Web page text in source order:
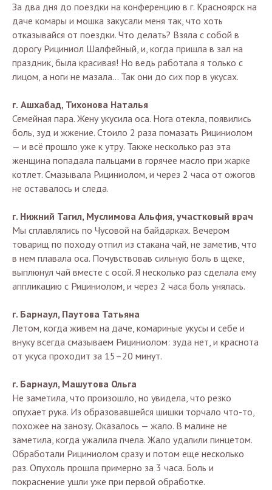
За два дня до поездки на конференцию в г. Красноярск на
даче комары и мошка закусали меня так, что хоть
отказывайся от поездки. Что делать? Взяла с собой в
дорогу Рициниол Шалфейный, и, когда пришла в зал на
праздник, была красивая! Но ведь работала я только с
лицом, а ноги не мазала… Так они до сих пор в укусах.
г. Ашхабад, Тихонова Наталья
Семейная пара. Жену укусила оса. Нога отекла, появились
боль, зуд и жжение. Стоило 2 раза помазать Рициниолом
— и всё прошло уже к утру. Также несколько раз эта
женщина попадала пальцами в горячее масло при жарке
котлет. Смазывала Рициниолом, и через 2 часа от ожогов
не оставалось и следа.
г. Нижний Тагил, Муслимова Альфия, участковый врач
Мы сплавлялись по Чусовой на байдарках. Вечером
товарищ по походу отпил из стакана чай, не заметив, что
в нем плавала оса. Почувствовав сильную боль в щеке,
выплюнул чай вместе с осой. Я несколько раз сделала ему
аппликацию с Рициниолом, и через 2 часа боль унялась.
г. Барнаул, Паутова Татьяна
Летом, когда живем на даче, комариные укусы и себе и
внуку всегда смазываем Рициниолом: зуда нет, и краснота
от укуса проходит за 15–20 минут.
г. Барнаул, Машутова Ольга
Не заметила, что произошло, но увидела, что резко
опухает рука. Из образовавшейся шишки торчало что-то,
похожее на занозу. Оказалось — жало. В малине не
заметила, когда ужалила пчела. Жало удалили пинцетом.
Обработали Рициниолом сразу и потом еще несколько
раз. Опухоль прошла примерно за 3 часа. Боль и
покраснение ушли уже при первой обработке.